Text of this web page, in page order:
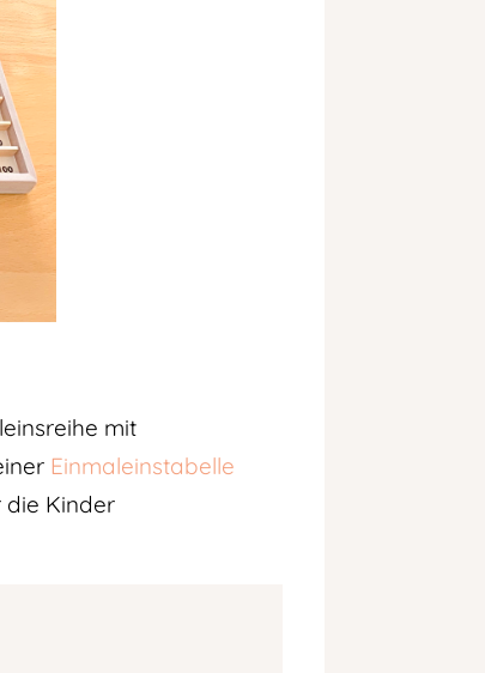
mit
Einmaleinstabelle
die Kinder